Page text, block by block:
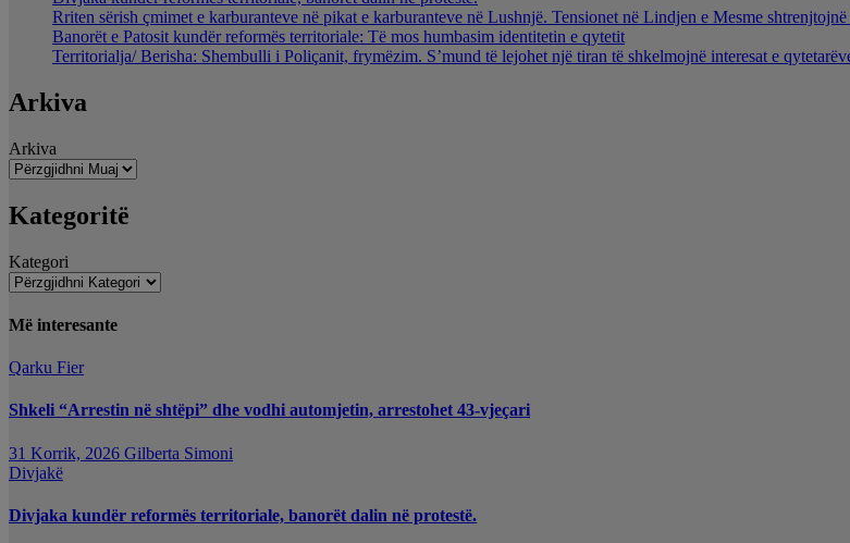
Rriten sërish çmimet e karburanteve në pikat e karburanteve në Lushnjë. Tensionet në Lindjen e Mesme
Banorët e Patosit kundër reformës territoriale: Të mos humbasim identitetin e qytetit
Territorialja/ Berisha: Shembulli i Poliçanit, frymëzim. S’mund të lejohet një tiran të shkelmojnë interesat e
Arkiva
Arkiva
Kategoritë
Kategori
Më interesante
Qarku Fier
Shkeli “Arrestin në shtëpi” dhe vodhi automjetin, arrestohet 43-vjeçari
31 Korrik, 2026 Gilberta Simoni
Divjakë
Divjaka kundër reformës territoriale, banorët dalin në protestë.